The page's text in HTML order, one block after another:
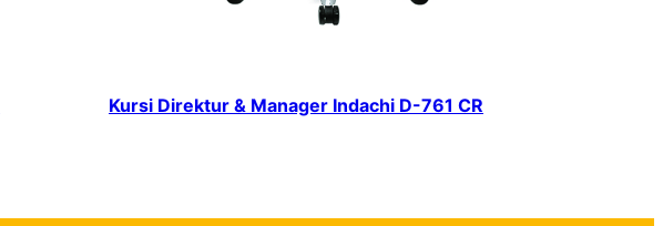
Kursi Direktur & Manager Indachi D-761 CR